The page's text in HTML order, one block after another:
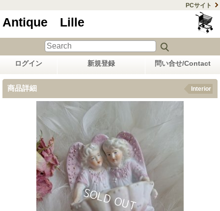
PCサイト
Antique Lille
ログイン 新規登録 問い合せ/Contact
商品詳細 Interior